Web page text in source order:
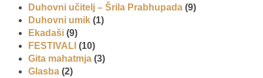
Duhovni učitelj – Šrila Prabhupada (9)
Duhovni umik (1)
Ekadaši (9)
FESTIVALI (10)
Gita mahatmja (3)
Glasba (2)